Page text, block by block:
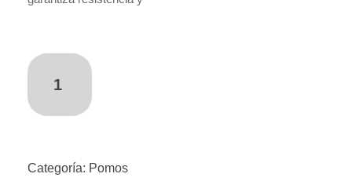
cómodo para un cambio de marchas suave y preciso.
Con un servicio al cliente
excepcional, añade elegancia y modernidad a tu
vehículo. ¡Haz tu pedido ahora y
Categoría: Pomos